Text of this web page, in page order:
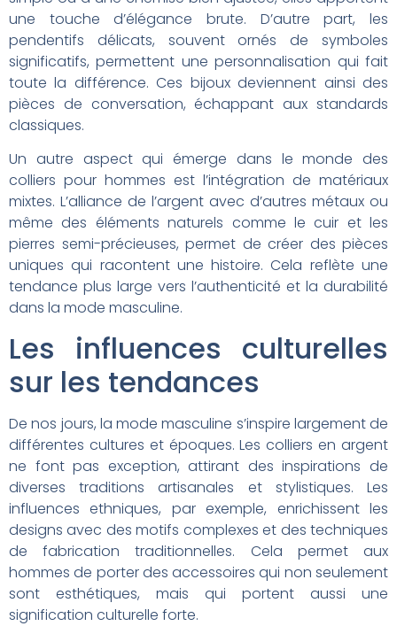
une touche d’élégance brute. D’autre part, les
pendentifs délicats, souvent ornés de symboles
significatifs, permettent une personnalisation qui fait
toute la différence. Ces bijoux deviennent ainsi des
pièces de conversation, échappant aux standards
classiques.
Un autre aspect qui émerge dans le monde des
colliers pour hommes est l’intégration de matériaux
mixtes. L’alliance de l’argent avec d’autres métaux ou
même des éléments naturels comme le cuir et les
pierres semi-précieuses, permet de créer des pièces
uniques qui racontent une histoire. Cela reflète une
tendance plus large vers l’authenticité et la durabilité
dans la mode masculine.
Les influences culturelles
sur les tendances
De nos jours, la mode masculine s’inspire largement de
différentes cultures et époques. Les colliers en argent
ne font pas exception, attirant des inspirations de
diverses traditions artisanales et stylistiques. Les
influences ethniques, par exemple, enrichissent les
designs avec des motifs complexes et des techniques
de fabrication traditionnelles. Cela permet aux
hommes de porter des accessoires qui non seulement
sont esthétiques, mais qui portent aussi une
signification culturelle forte.